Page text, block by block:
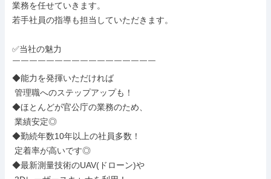
業務を任せていきます。
若手社員の指導も担当していただきます。
✅当社の魅力
￣￣￣￣￣￣￣￣￣￣￣￣￣￣￣￣￣
◆能力を発揮いただければ
◆ほとんどが官公庁の業務のため、
◆勤続年数10年以上の社員多数！
◆最新測量技術のUAV(ドローン)や